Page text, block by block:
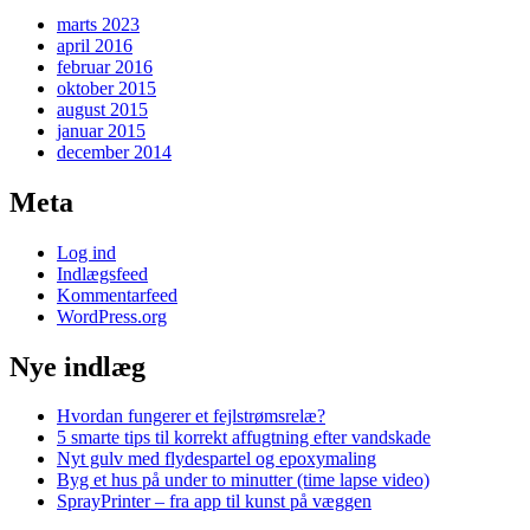
marts 2023
april 2016
februar 2016
oktober 2015
august 2015
januar 2015
december 2014
Meta
Log ind
Indlægsfeed
Kommentarfeed
WordPress.org
Nye indlæg
Hvordan fungerer et fejlstrømsrelæ?
5 smarte tips til korrekt affugtning efter vandskade
Nyt gulv med flydespartel og epoxymaling
Byg et hus på under to minutter (time lapse video)
SprayPrinter – fra app til kunst på væggen